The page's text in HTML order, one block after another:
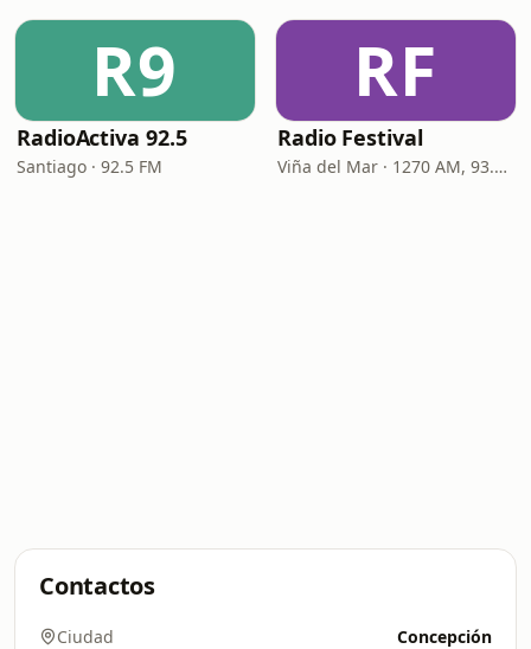
R9
RadioActiva 92.5
Santiago · 92.5 FM
RF
Radio Festival
Viña del Mar · 1270 AM, 93.7 FM
Contactos
Ciudad Concepción